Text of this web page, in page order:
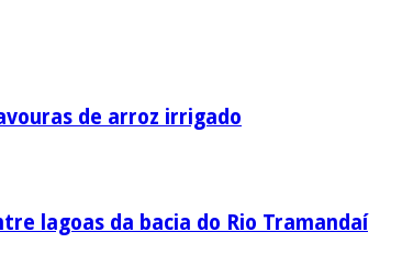
de arroz irrigado
lagoas da bacia do Rio Tramandaí